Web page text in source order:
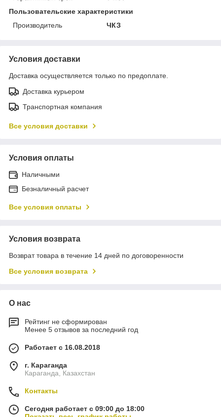
Пользовательские характеристики
Производитель
ЧКЗ
Условия доставки
Доставка осуществляется только по предоплате.
Доставка курьером
Транспортная компания
Все условия доставки
Условия оплаты
Наличными
Безналичный расчет
Все условия оплаты
Условия возврата
Возврат товара в течение 14 дней по договоренности
Все условия возврата
О нас
Рейтинг не сформирован
Менее 5 отзывов за последний год
Работает с 16.08.2018
г. Караганда
Караганда, Казахстан
Контакты
Сегодня работает с 09:00 до 18:00